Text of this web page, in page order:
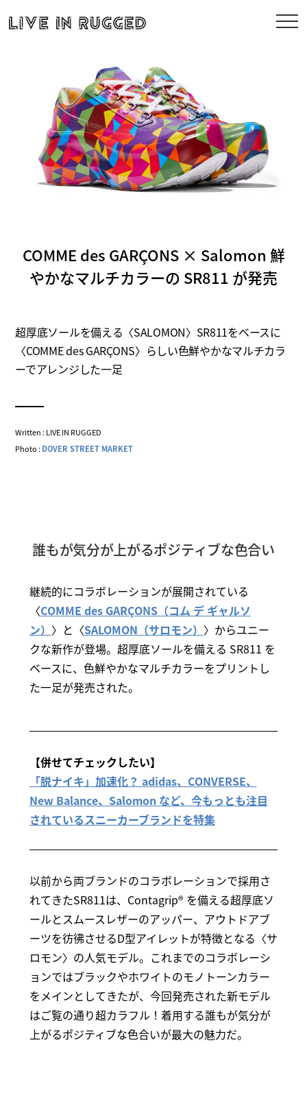
COMME des GARÇONS × Salomon 鮮
やかなマルチカラーの SR811 が発売
超厚底ソールを備える〈SALOMON〉SR811をベースに
〈COMME des GARÇONS〉らしい色鮮やかなマルチカラ
ーでアレンジした一足
Written : LIVE IN RUGGED
Photo :DOVER STREET MARKET
誰もが気分が上がるポジティブな色合い
継続的にコラボレーションが展開されている
〈COMME des GARÇONS（コム デ ギャルソ
ン） 〉と〈SALOMON（サロモン） 〉からユニー
クな新作が登場。超厚底ソールを備える SR811 を
ベースに、色鮮やかなマルチカラーをプリントし
た一足が発売された。
【併せてチェックしたい】
「脱ナイキ」加速化？ adidas、CONVERSE、
New Balance、Salomon など、今もっとも注目
されているスニーカーブランドを特集
以前から両ブランドのコラボレーションで採用さ
れてきたSR811は、Contagrip® を備える超厚底ソ
ールとスムースレザーのアッパー、アウトドアブ
ーツを彷彿させるD型アイレットが特徴となる〈サ
ロモン〉の人気モデル。これまでのコラボレーシ
ョンではブラックやホワイトのモノトーンカラー
をメインとしてきたが、今回発売された新モデル
はご覧の通り超カラフル！着用する誰もが気分が
上がるポジティブな色合いが最大の魅力だ。